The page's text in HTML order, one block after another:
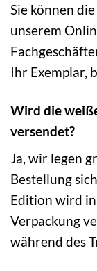
Sie können
unserem
Ihr Exemplar,
Wird die
versendet?
Ja, wir legen
Bestellung
Edition wird
Verpackung
während des